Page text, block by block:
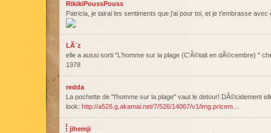
RikikiPoussPouss
Patricia, je tairai les sentiments que j'ai pour toi, et je t'embrasse
LÃ¨z
elle a aussi sorti "L'homme sur la plage (C'Ã©tait en dÃ©cembre) "
1978
redda
La pochette de "l'homme sur la plage" vaut le detour! DÃ©cidement
look: http://a526.g.akamai.net/7/526/14067/v1/img.pricem…
jihemji